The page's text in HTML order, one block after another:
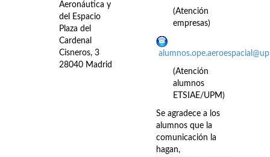
Aeronáutica y
del Espacio
Plaza del
Cardenal
Cisneros, 3
28040 Madrid
(Atención
empresas)
(Atención
alumnos
ETSIAE/UPM)
Se agradece a los
alumnos que la
comunicación la
hagan,